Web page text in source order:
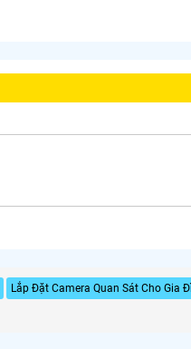
Lắp Đặt Camera Quan Sát Cho Gia